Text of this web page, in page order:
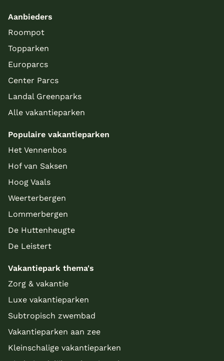
Aanbieders
Roompot
Topparken
Europarcs
Center Parcs
Landal Greenparks
Alle vakantieparken
Populaire vakantieparken
Het Vennenbos
Hof van Saksen
Hoog Vaals
Weerterbergen
Lommerbergen
De Huttenheugte
De Leistert
Vakantiepark thema's
Zorg & vakantie
Luxe vakantieparken
Subtropisch zwembad
Vakantieparken aan zee
Kleinschalige vakantieparken